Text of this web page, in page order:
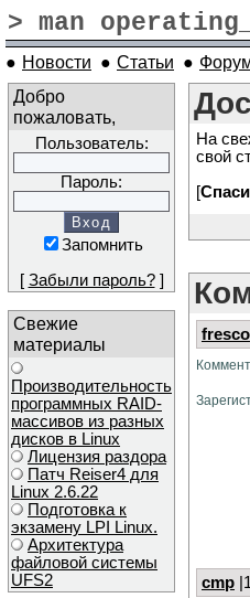
> man
● Новости ● Статьи ●
Добро
пожаловать,
Пользователь:
Пароль:
Запомнить
[ Забыли пароль?]
Свежие
материалы
Производительность
программных RAID-
массивов из разных
дисков в Linux
Лицензия раздора
Патч Reiser4 для
Linux 2.6.22
Подготовка к
экзамену LPI Linux.
Архитектура
файловой системы
UFS2
На
свой
[
fresco
cmp